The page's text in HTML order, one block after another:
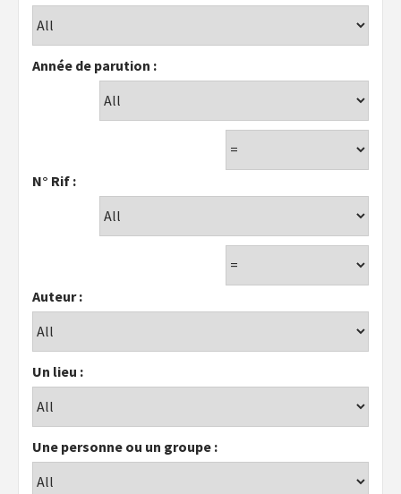
Année de parution :
N° Rif :
Auteur :
Un lieu :
Une personne ou un groupe :